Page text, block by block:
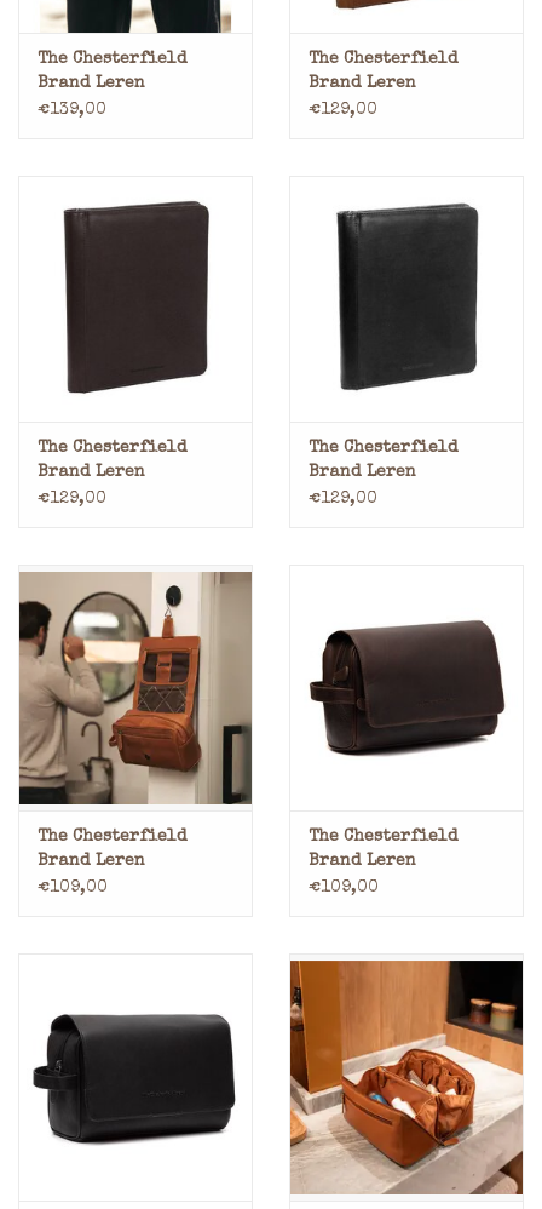
The Chesterfield
Brand Leren
Schoudertas met
€139,00
The Chesterfield
Brand Leren
Schrijfmap
€129,00
The Chesterfield
Brand Leren
Schrijfmap
€129,00
The Chesterfield
Brand Leren
Schrijfmap
€129,00
The Chesterfield
Brand Leren
Toilettas met
€109,00
The Chesterfield
Brand Leren
Toilettas met
€109,00